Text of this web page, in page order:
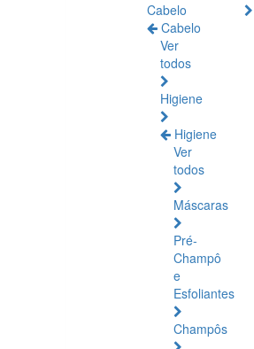
Cabelo
Cabelo
Ver
todos
Higiene
Higiene
Ver
todos
Máscaras
Pré-
Champô
e
Esfoliantes
Champôs